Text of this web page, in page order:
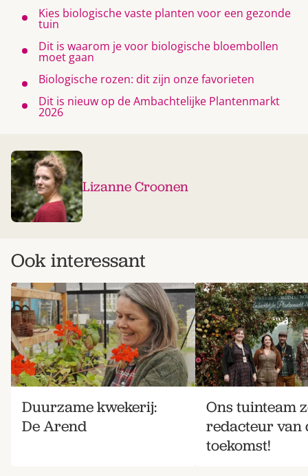
Kies biologische vaste planten voor een gezonde
tuin
Dit is waarom je voor biologische bloembollen
moet gaan
Biologische rozen: dit zijn onze favorieten
Dit is nieuw op de Ambachtelijke Plantenmarkt
2026
Lizanne Croonen
Ook interessant
Duurzame kwekerij:
De Arend
Ons tuinteam
redacteur van
toekomst!